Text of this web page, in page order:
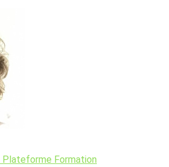
Plateforme Formation